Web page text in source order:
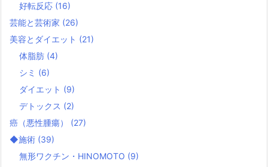
好転反応 (16)
芸能と芸術家 (26)
美容とダイエット (21)
体脂肪 (4)
シミ (6)
ダイエット (9)
デトックス (2)
癌（悪性腫瘍） (27)
◆施術 (39)
無形ワクチン・HINOMOTO (9)